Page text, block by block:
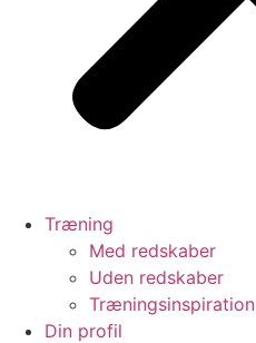
Træning
Med redskaber
Uden redskaber
Træningsinspiration
Din profil